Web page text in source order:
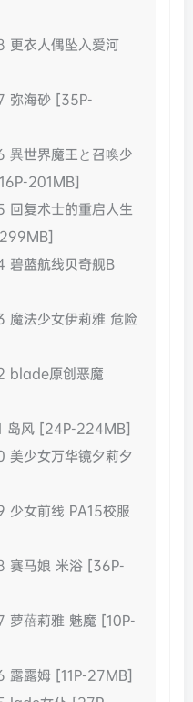
更衣人偶坠入爱河
弥海砂 [35P-
世界魔王と召喚少
201MB]
复术士的重启人生
碧蓝航线贝奇舰B
法少女伊莉雅 危险
blade原创恶魔
岛风 [24P-224MB]
少女万华镜夕莉夕
少女前线 PA15校服
赛马娘 米浴 [36P-
萝蓓莉雅 魅魔 [10P-
露露姆 [11P-27MB]